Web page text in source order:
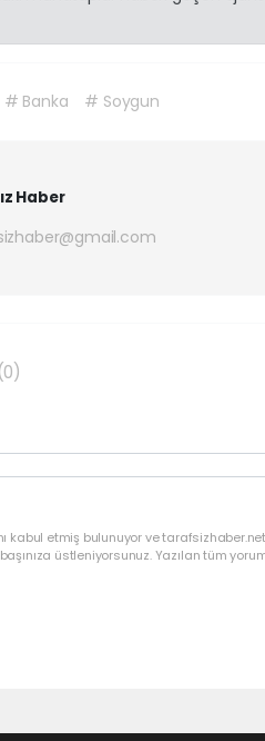
# Banka # Soygun
Haber
(0)
kabul etmiş bulunuyor ve
üstleniyorsunuz. Yazılan tüm